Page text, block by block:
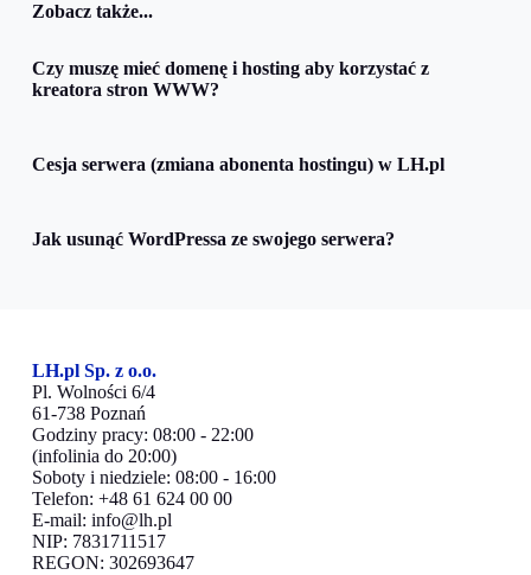
Zobacz także...
Czy muszę mieć domenę i hosting aby korzystać z
kreatora stron WWW?
Cesja serwera (zmiana abonenta hostingu) w LH.pl
Jak usunąć WordPressa ze swojego serwera?
LH.pl Sp. z o.o.
Pl. Wolności 6/4
61-738 Poznań
Godziny pracy: 08:00 - 22:00
(infolinia do 20:00)
Soboty i niedziele: 08:00 - 16:00
Telefon: +48 61 624 00 00
E-mail: info@lh.pl
NIP: 7831711517
REGON: 302693647